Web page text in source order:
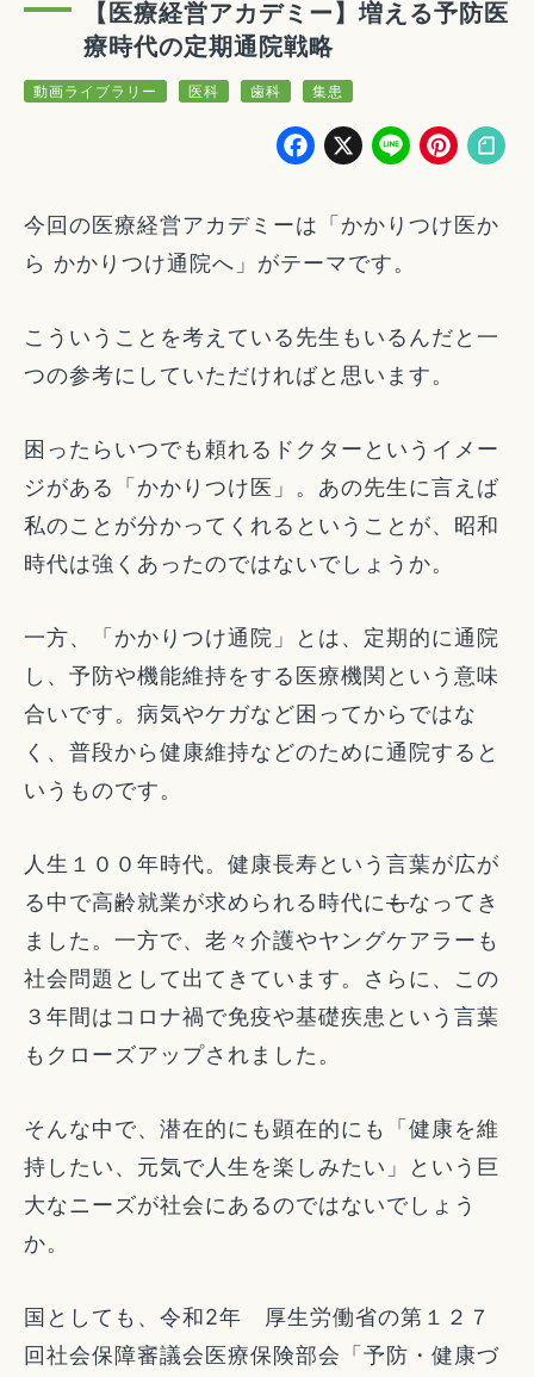
【医療経営アカデミー】増える予防医
療時代の定期通院戦略
動画ライブラリー 医科 歯科 集患
Facebook
X Line
今回の医療経営アカデミーは「かかりつけ医か
ら かかりつけ通院へ」がテーマです。
こういうことを考えている先生もいるんだと一
つの参考にしていただければと思います。
困ったらいつでも頼れるドクターというイメー
ジがある「かかりつけ医」。あの先生に言えば
私のことが分かってくれるということが、昭和
時代は強くあったのではないでしょうか。
一方、「かかりつけ通院」とは、定期的に通院
し、予防や機能維持をする医療機関という意味
合いです。病気やケガなど困ってからではな
く、普段から健康維持などのために通院すると
いうものです。
人生１００年時代。健康長寿という言葉が広が
る中で高齢就業が求められる時代にもなってき
ました。一方で、老々介護やヤングケアラーも
社会問題として出てきています。さらに、この
３年間はコロナ禍で免疫や基礎疾患という言葉
もクローズアップされました。
そんな中で、潜在的にも顕在的にも「健康を維
持したい、元気で人生を楽しみたい」という巨
大なニーズが社会にあるのではないでしょう
か。
国としても、令和2年 厚生労働省の第１２７
回社会保障審議会医療保険部会「予防・健康づ